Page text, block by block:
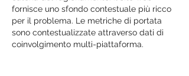
fornisce uno sfondo contestuale più ricco
per il problema. Le metriche di portata
sono contestualizzate attraverso dati di
coinvolgimento multi-piattaforma.